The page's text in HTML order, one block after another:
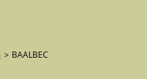
> BAALBEC